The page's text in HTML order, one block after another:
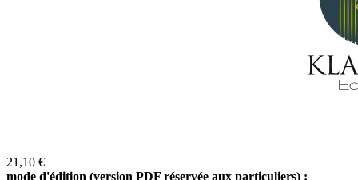
21,10 €
mode d'édition (version PDF réservée aux particuliers) :